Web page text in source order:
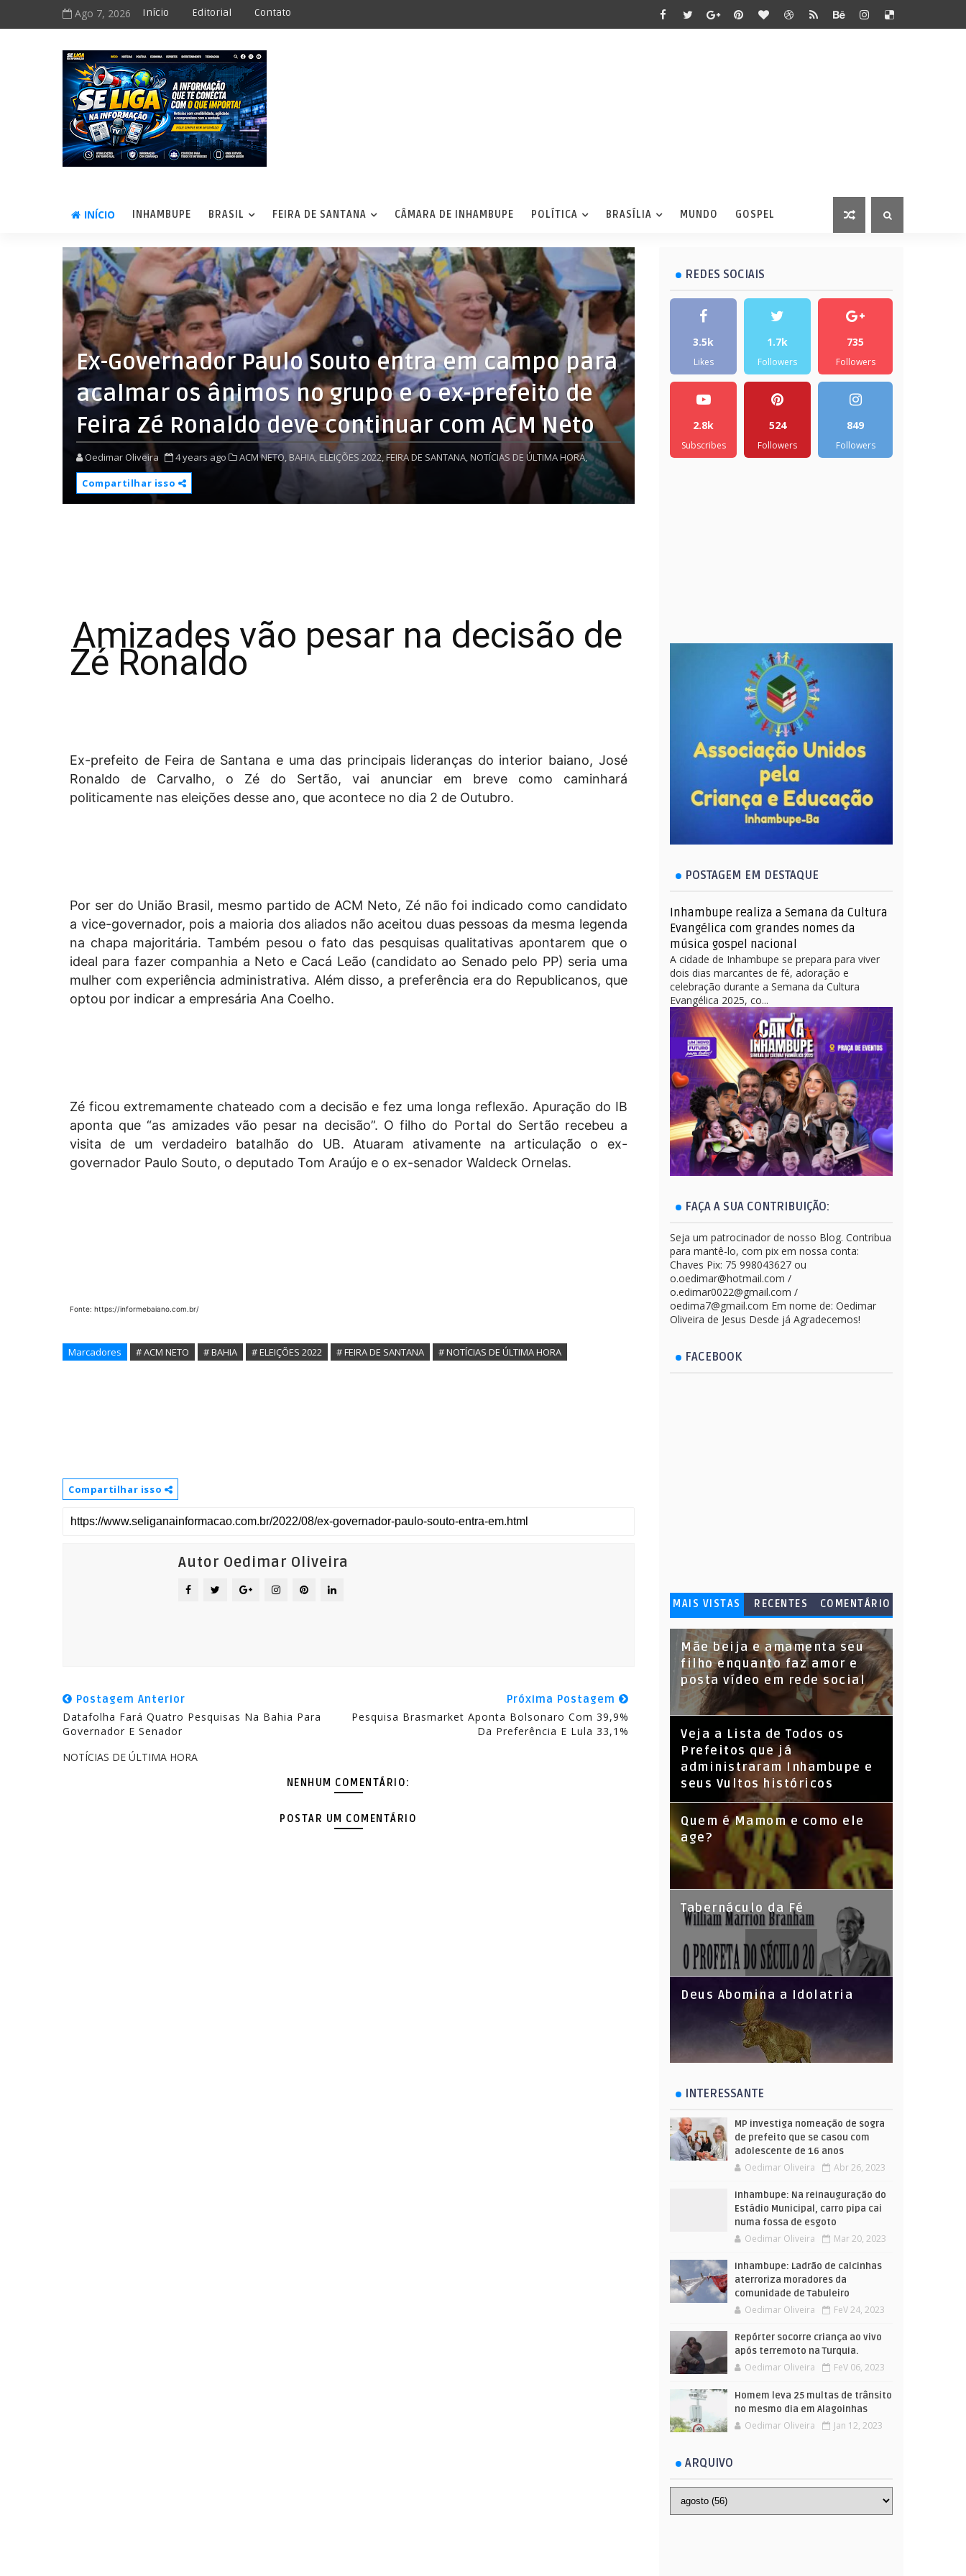
Ago 7, 2026 Início Editorial Contato
INÍCIO INHAMBUPE BRASIL FEIRA DE SANTANA CÂMARA DE INHAMBUPE POLÍTICA BRASÍLIA MUNDO GOSPEL
Ex-Governador Paulo Souto entra em campo para
acalmar os ânimos no grupo e o ex-prefeito de
Feira Zé Ronaldo deve continuar com ACM Neto
Oedimar Oliveira 4 years ago ACM NETO, BAHIA,ELEIÇÕES 2022,FEIRA DE SANTANA,NOTÍCIAS DE ÚLTIMA HORA,
Compartilhar isso
Amizades vão pesar na decisão de
Zé Ronaldo
Ex-prefeito de Feira de Santana e uma das principais lideranças do interior baiano, José
Ronaldo de Carvalho, o Zé do Sertão, vai anunciar em breve como caminhará
politicamente nas eleições desse ano, que acontece no dia 2 de Outubro.
Por ser do União Brasil, mesmo partido de ACM Neto, Zé não foi indicado como candidato
a vice-governador, pois a maioria dos aliados não aceitou duas pessoas da mesma legenda
na chapa majoritária. Também pesou o fato das pesquisas qualitativas apontarem que o
ideal para fazer companhia a Neto e Cacá Leão (candidato ao Senado pelo PP) seria uma
mulher com experiência administrativa. Além disso, a preferência era do Republicanos, que
optou por indicar a empresária Ana Coelho.
Zé ficou extremamente chateado com a decisão e fez uma longa reflexão. Apuração do IB
aponta que “as amizades vão pesar na decisão”. O filho do Portal do Sertão recebeu a
visita de um verdadeiro batalhão do UB. Atuaram ativamente na articulação o ex-
governador Paulo Souto, o deputado Tom Araújo e o ex-senador Waldeck Ornelas.
Fonte: https://informebaiano.com.br/
Marcadores # ACM NETO # BAHIA # ELEIÇÕES 2022 # FEIRA DE SANTANA # NOTÍCIAS DE ÚLTIMA HORA
Compartilhar isso
Autor Oedimar Oliveira
Postagem Anterior
Datafolha Fará Quatro Pesquisas Na Bahia Para
Governador E Senador
Próxima Postagem
Pesquisa Brasmarket Aponta Bolsonaro Com 39,9%
Da Preferência E Lula 33,1%
NOTÍCIAS DE ÚLTIMA HORA
NENHUM COMENTÁRIO:
POSTAR UM COMENTÁRIO
REDES SOCIAIS
3.5k
Likes
1.7k
Followers
735
Followers
2.8k
Subscribes
524
Followers
849
Followers
POSTAGEM EM DESTAQUE
Inhambupe realiza a Semana da Cultura
Evangélica com grandes nomes da
música gospel nacional
A cidade de Inhambupe se prepara para viver
dois dias marcantes de fé, adoração e
celebração durante a Semana da Cultura
Evangélica 2025, co...
FAÇA A SUA CONTRIBUIÇÃO:
Seja um patrocinador de nosso Blog. Contribua
para mantê-lo, com pix em nossa conta:
Chaves Pix: 75 998043627 ou
o.oedimar@hotmail.com /
o.edimar0022@gmail.com /
oedima7@gmail.com Em nome de: Oedimar
Oliveira de Jesus Desde já Agradecemos!
FACEBOOK
MAIS VISTAS RECENTES
COMENTÁRIO
S
Mãe beija e amamenta seu
filho enquanto faz amor e
posta vídeo em rede social
Veja a Lista de Todos os
Prefeitos que já
administraram Inhambupe e
seus Vultos históricos
Quem é Mamom e como ele
age?
Tabernáculo da Fé
Deus Abomina a Idolatria
INTERESSANTE
MP investiga nomeação de sogra
de prefeito que se casou com
adolescente de 16 anos
Oedimar Oliveira Abr 26, 2023
Inhambupe: Na reinauguração do
Estádio Municipal, carro pipa cai
numa fossa de esgoto
Oedimar Oliveira Mar 20, 2023
Inhambupe: Ladrão de calcinhas
aterroriza moradores da
comunidade de Tabuleiro
Oedimar Oliveira FeV 24, 2023
Repórter socorre criança ao vivo
após terremoto na Turquia.
Oedimar Oliveira FeV 06, 2023
Homem leva 25 multas de trânsito
no mesmo dia em Alagoinhas
Oedimar Oliveira Jan 12, 2023
ARQUIVO